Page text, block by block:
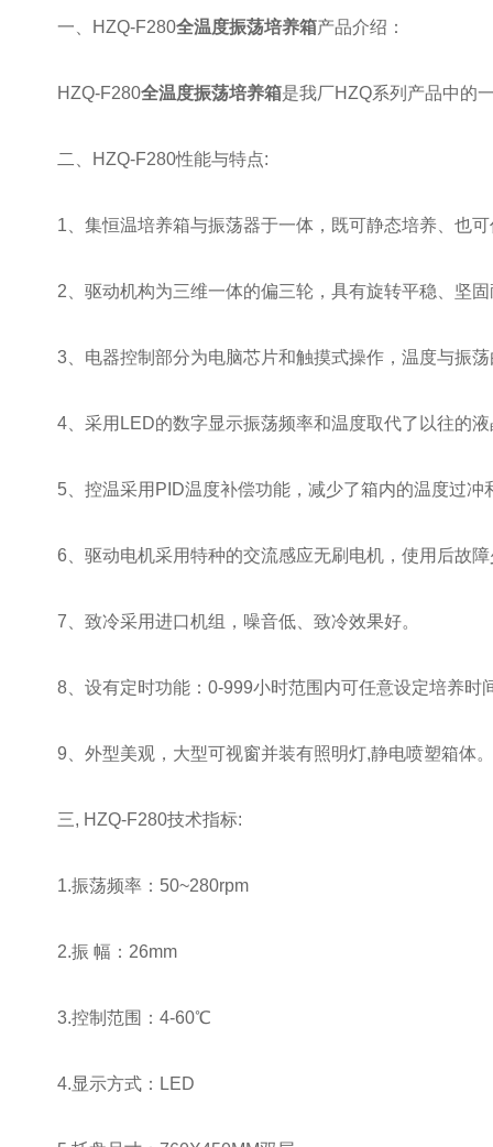
一、HZQ-F280全温度振荡培养箱产品介绍：
HZQ-F280全温度振荡培养箱是我厂HZQ系列产品中的
二、HZQ-F280性能与特点:
1、集恒温培养箱与振荡器于一体，既可静态培养、也可
2、驱动机构为三维一体的偏三轮，具有旋转平稳、坚固
3、电器控制部分为电脑芯片和触摸式操作，温度与振荡
4、采用LED的数字显示振荡频率和温度取代了以往的液
5、控温采用PID温度补偿功能，减少了箱内的温度过冲
6、驱动电机采用特种的交流感应无刷电机，使用后故障
7、致冷采用进口机组，噪音低、致冷效果好。
8、设有定时功能：0-999小时范围内可任意设定培养时
9、外型美观，大型可视窗并装有照明灯,静电喷塑箱体。
三, HZQ-F280技术指标:
1.振荡频率：50~280rpm
2.振 幅：26mm
3.控制范围：4-60℃
4.显示方式：LED